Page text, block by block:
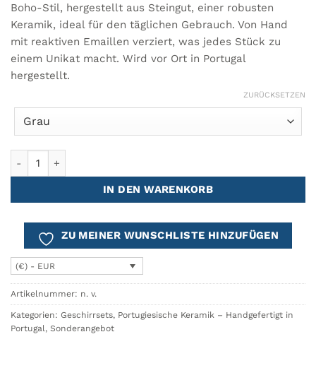
Boho-Stil, hergestellt aus Steingut, einer robusten
Keramik, ideal für den täglichen Gebrauch. Von Hand
mit reaktiven Emaillen verziert, was jedes Stück zu
einem Unikat macht. Wird vor Ort in Portugal
hergestellt.
ZURÜCKSETZEN
IN DEN WARENKORB
ZU MEINER WUNSCHLISTE HINZUFÜGEN
(€) - EUR
Artikelnummer: n. v.
Kategorien: Geschirrsets, Portugiesische Keramik – Handgefertigt in
Portugal, Sonderangebot